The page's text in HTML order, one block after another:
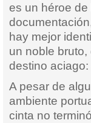
es un héroe
hay mejor
un noble
destino
A pesar de
ambiente
cinta no